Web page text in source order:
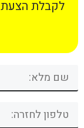
לקבלת הצעת